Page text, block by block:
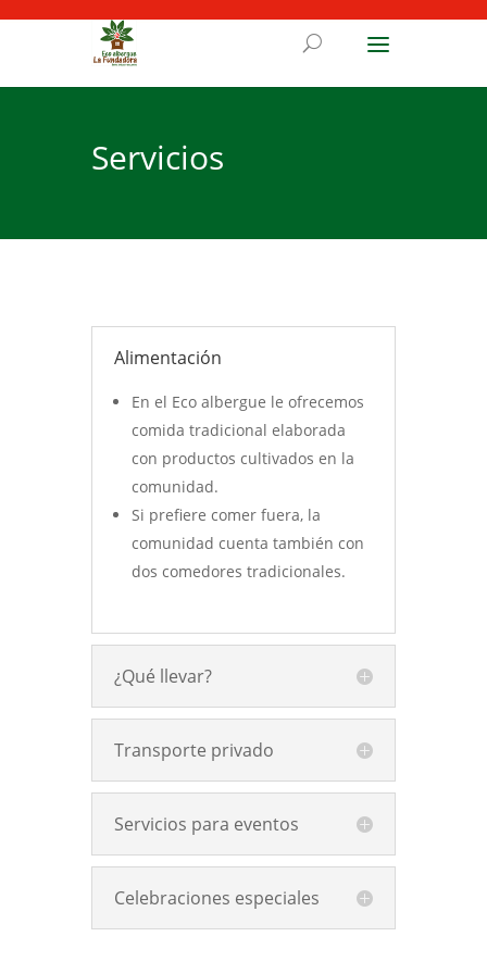
Servicios
Alimentación
En el Eco albergue le ofrecemos
comida tradicional elaborada
con productos cultivados en la
comunidad.
Si prefiere comer fuera, la
comunidad cuenta también con
dos comedores tradicionales.
¿Qué llevar?
Transporte privado
Servicios para eventos
Celebraciones especiales